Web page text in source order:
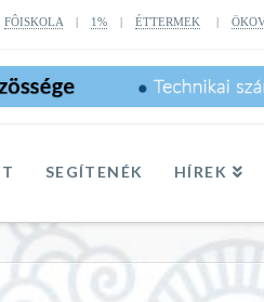
FÔISKOLA| 1%| ÉTTERMEK |
SEGÍTENÉK HÍREK